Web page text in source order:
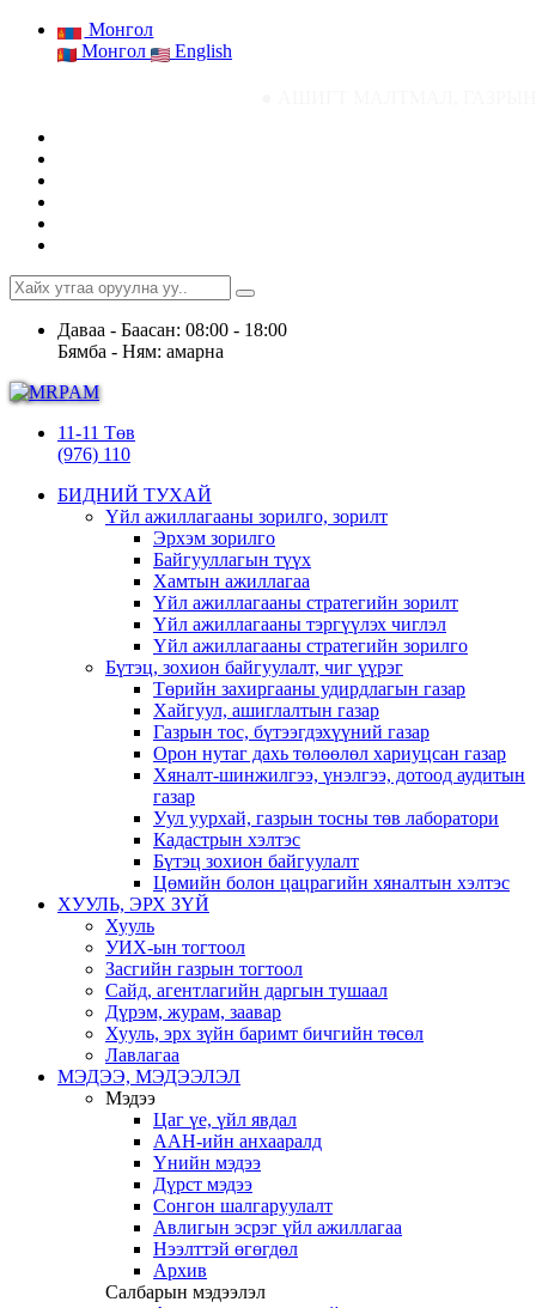
Монгол
Монгол
English
Даваа - Баасан: 08:00 - 18:00
Бямба - Ням: амарна
11-11 Төв
(976) 110
БИДНИЙ ТУХАЙ
Үйл ажиллагааны зорилго, зорилт
Эрхэм зорилго
Байгууллагын түүх
Хамтын ажиллагаа
Үйл ажиллагааны стратегийн зорилт
Үйл ажиллагааны тэргүүлэх чиглэл
Үйл ажиллагааны стратегийн зорилго
Бүтэц, зохион байгуулалт, чиг үүрэг
Төрийн захиргааны удирдлагын газар
Хайгуул, ашиглалтын газар
Газрын тос, бүтээгдэхүүний газар
Орон нутаг дахь төлөөлөл хариуцсан газар
Хяналт-шинжилгээ, үнэлгээ, дотоод аудитын
газар
Уул уурхай, газрын тосны төв лаборатори
Кадастрын хэлтэс
Бүтэц зохион байгуулалт
Цөмийн болон цацрагийн хяналтын хэлтэс
ХУУЛЬ, ЭРХ ЗҮЙ
Хууль
УИХ-ын тогтоол
Засгийн газрын тогтоол
Сайд, агентлагийн даргын тушаал
Дүрэм, журам, заавар
Хууль, эрх зүйн баримт бичгийн төсөл
Лавлагаа
МЭДЭЭ, МЭДЭЭЛЭЛ
Мэдээ
Цаг үе, үйл явдал
ААН-ийн анхааралд
Үнийн мэдээ
Дүрст мэдээ
Сонгон шалгаруулалт
Авлигын эсрэг үйл ажиллагаа
Нээлттэй өгөгдөл
Архив
Салбарын мэдээлэл